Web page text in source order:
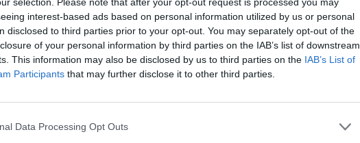
interest-based ads based on personal information utilized by us or personal
disclosed to third parties prior to your opt-out. You may separately opt-out of the
of your personal information by third parties on the IAB’s list of downstream
This information may also be disclosed by us to third parties on the IAB’s List of
Participants that may further disclose it to other third parties.
Data Processing Opt Outs